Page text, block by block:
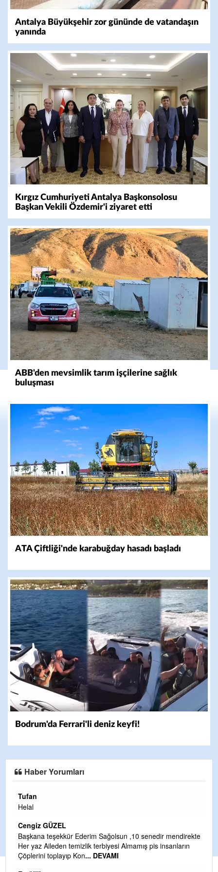
Antalya Büyükşehir zor gününde de vatandaşın
yanında
Kırgız Cumhuriyeti Antalya Başkonsolosu
Başkan Vekili Özdemir'i ziyaret etti
ABB'den mevsimlik tarım işçilerine sağlık
buluşması
ATA Çiftliği'nde karabuğday hasadı başladı
Bodrum'da Ferrari'li deniz keyfi!
Haber Yorumları
mendirekte
CEVDET YILMAZ
GULDERE DERE ÇALIŞMALARI, SEKIZ YIL ÖNCE
TARAFINDAN BAŞLATILDI, ETRASFINDA